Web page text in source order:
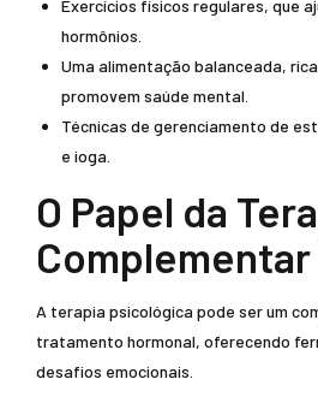
Exercícios físicos regulares, que
hormônios.
Uma alimentação balanceada,
promovem saúde mental.
Técnicas de gerenciamento de
e ioga.
O Papel da
Complementar
A terapia psicológica pode ser um
tratamento hormonal, oferecendo
desafios emocionais.